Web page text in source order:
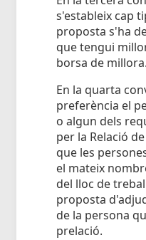
s'estableix cap
proposta s'ha
que tengui
borsa de millora.
En la quarta
preferència el
o algun dels
per la Relació
que les
el mateix
del lloc de
proposta
de la persona
prelació.